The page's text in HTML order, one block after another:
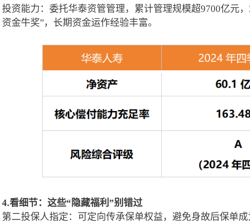
投资能力：委托华泰资管管理，累计管理规模超9700亿元
资金牛奖”，长期资金运作经验丰富。
4.看细节：这些“隐藏福利”别错过
第二投保人指定：可定向传承保单权益，避免身故后保单